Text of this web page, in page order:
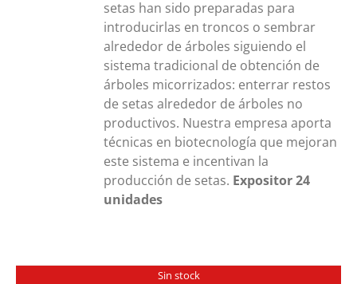
setas han sido preparadas para
introducirlas en troncos o sembrar
alrededor de árboles siguiendo el
sistema tradicional de obtención de
árboles micorrizados: enterrar restos
de setas alrededor de árboles no
productivos. Nuestra empresa aporta
técnicas en biotecnología que mejoran
este sistema e incentivan la
producción de setas. Expositor 24
unidades
Sin stock